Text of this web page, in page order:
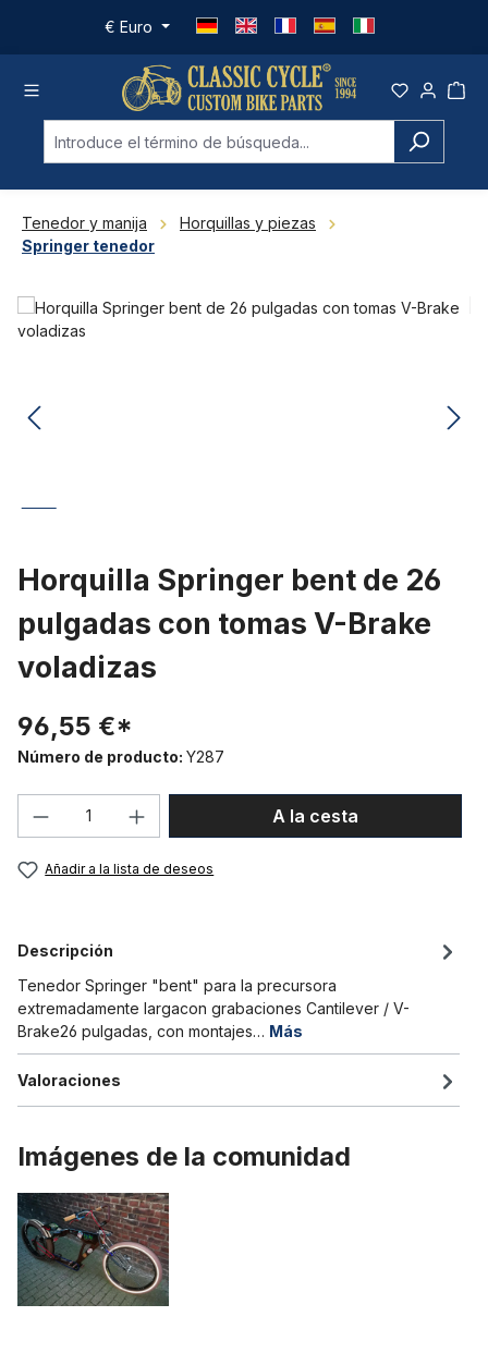
Saltar al contenido principal
€ Euro
Tenedor y manija
Horquillas y piezas
Springer tenedor
Omitir galería de imágenes
Horquilla Springer bent de 26
pulgadas con tomas V-Brake
voladizas
96,55 €*
Número de producto: Y287
Cantidad del producto: introduce la
A la cesta
Añadir a la lista de deseos
Descripción
Tenedor Springer "bent" para la precursora
extremadamente largacon grabaciones Cantilever / V-
Brake26 pulgadas, con montajes… Más
Valoraciones
Imágenes de la comunidad